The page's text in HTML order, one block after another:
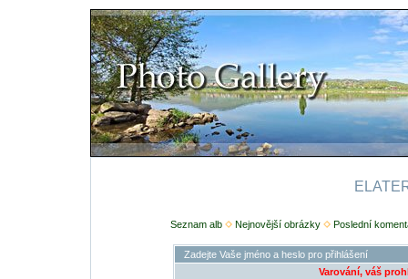
Seznam alb Nejnovější obrázky Poslední
Zadejte Vaše jméno a heslo pro přihlášení
Varování, váš